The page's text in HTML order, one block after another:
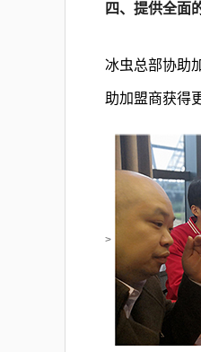
四、提供全面
冰虫总部协助
助加盟商获得
>